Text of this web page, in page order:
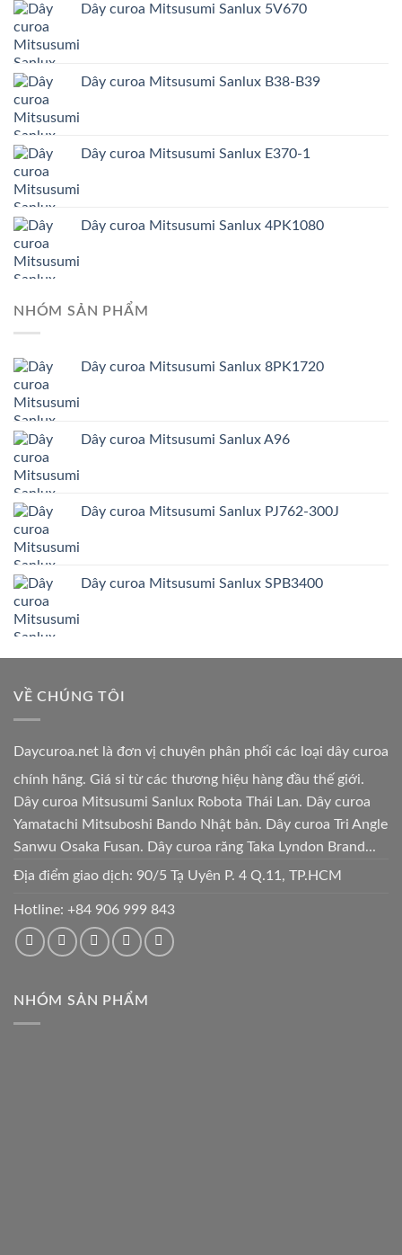
Dây curoa Mitsusumi Sanlux 5V670
Dây curoa Mitsusumi Sanlux B38-B39
Dây curoa Mitsusumi Sanlux E370-1
Dây curoa Mitsusumi Sanlux 4PK1080
NHÓM SẢN PHẨM
Dây curoa Mitsusumi Sanlux 8PK1720
Dây curoa Mitsusumi Sanlux A96
Dây curoa Mitsusumi Sanlux PJ762-300J
Dây curoa Mitsusumi Sanlux SPB3400
VỀ CHÚNG TÔI
Daycuroa.net là đơn vị chuyên phân phối các loại dây curoa
chính hãng. Giá sỉ từ các thương hiệu hàng đầu thế giới.
Dây curoa Mitsusumi Sanlux Robota Thái Lan. Dây curoa
Yamatachi Mitsuboshi Bando Nhật bản. Dây curoa Tri Angle
Sanwu Osaka Fusan. Dây curoa răng Taka Lyndon Brand...
Địa điểm giao dịch: 90/5 Tạ Uyên P. 4 Q.11, TP.HCM
Hotline: +84 906 999 843
NHÓM SẢN PHẨM